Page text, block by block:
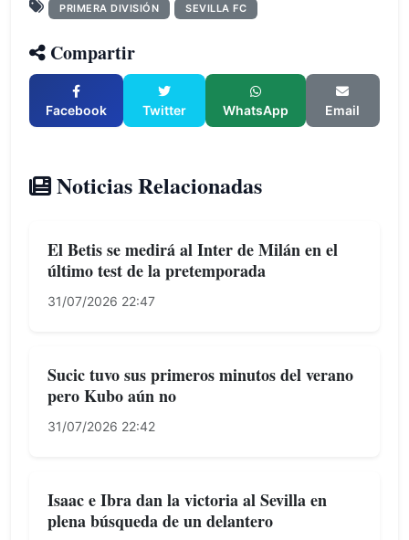
PRIMERA DIVISIÓN SEVILLA FC
Compartir
Facebook Twitter WhatsApp Email
Noticias Relacionadas
El Betis se medirá al Inter de Milán en el
último test de la pretemporada
31/07/2026 22:47
Sucic tuvo sus primeros minutos del verano
pero Kubo aún no
31/07/2026 22:42
Isaac e Ibra dan la victoria al Sevilla en
plena búsqueda de un delantero